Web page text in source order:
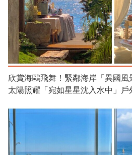
欣賞海鷗飛舞！緊鄰海岸「異國
太陽照耀「宛如星星沈入水中」戶